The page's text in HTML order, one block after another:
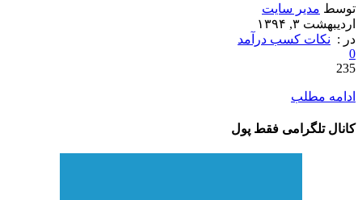
توسط مدیر سایت
اردیبهشت ۳, ۱۳۹۴
در : نکات کسب درآمد
0
235
ادامه مطلب
کانال تلگرامی فقط پول